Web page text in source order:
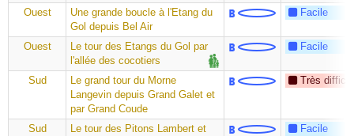
Ouest
Une grande boucle à l'Etang du
Gol depuis Bel Air
Facile
Ouest
Le tour des Etangs du Gol par
l'allée des cocotiers
Facile
Sud
Le grand tour du Morne
Langevin depuis Grand Galet et
par Grand Coude
Très
Sud
Le tour des Pitons Lambert et
Facile